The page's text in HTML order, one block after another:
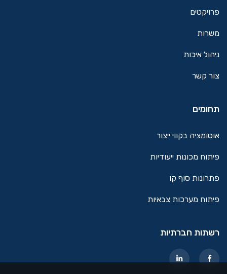
פרויקטים
משרות
ניהול איכות
צור קשר
תחומים
אוטומציה בקווי ייצור
פיתוח מכונות ייעודיות
פתרונות סוף קו
פיתוח מערכות צבאיות
רשתות חברתיות